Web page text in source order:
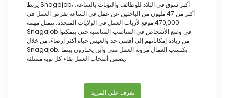
يربط Snagajob، أكبر سوق في البلاد للوظائف والنوبات بالساعة،
أكثر من 47 مليون من الباحثين عن عمل في الساعة بفرص العمل في
470,000 موقع لأرباب العمل في الولايات المتحدة. تتمثل مهمة
Snagajob في وضع الأشخاص في المناصب المناسبة حتى يتمكنوا
من زيادة إمكاناتهم إلى أقصى حد والعيش حياة أكثر إرضاءً. من خلال
Snagajob، يكتسب العمال مرونة العمل متى وأين يختارون بينما
يضمن أصحاب العمل بقاء كل نوبة ممتلئة.
تعرف على المزيد